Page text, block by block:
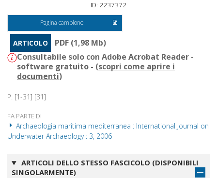
ID: 2237372
Pagina campione
ARTICOLO
PDF (1,98 Mb)
Consultabile solo con Adobe Acrobat Reader -
software gratuito - (scopri come aprire i
documenti)
P. [1-31] [31]
FA PARTE DI
Archaeologia maritima mediterranea : International Journal on
Underwater Archaeology : 3, 2006
ARTICOLI DELLO STESSO FASCICOLO (DISPONIBILI
SINGOLARMENTE)